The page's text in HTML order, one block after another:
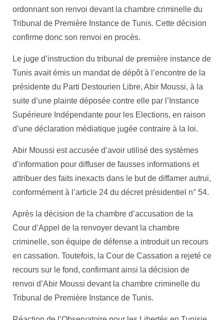
ordonnant son renvoi devant la chambre criminelle du
Tribunal de Première Instance de Tunis. Cette décision
confirme donc son renvoi en procès.
Le juge d’instruction du tribunal de première instance de
Tunis avait émis un mandat de dépôt à l’encontre de la
présidente du Parti Destourien Libre, Abir Moussi, à la
suite d’une plainte déposée contre elle par l’Instance
Supérieure Indépendante pour les Elections, en raison
d’une déclaration médiatique jugée contraire à la loi.
Abir Moussi est accusée d’avoir utilisé des systèmes
d’information pour diffuser de fausses informations et
attribuer des faits inexacts dans le but de diffamer autrui,
conformément à l’article 24 du décret présidentiel n° 54.
Après la décision de la chambre d’accusation de la
Cour d’Appel de la renvoyer devant la chambre
criminelle, son équipe de défense a introduit un recours
en cassation. Toutefois, la Cour de Cassation a rejeté ce
recours sur le fond, confirmant ainsi la décision de
renvoi d’Abir Moussi devant la chambre criminelle du
Tribunal de Première Instance de Tunis.